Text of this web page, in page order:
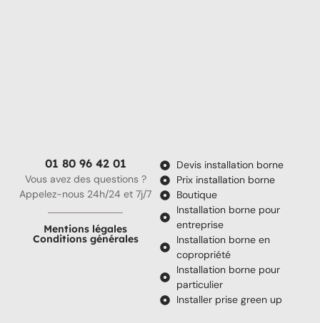
01 80 96 42 01
Vous avez des questions ?
Appelez-nous 24h/24 et 7j/7
Mentions légales
Conditions générales
Devis installation borne
Prix installation borne
Boutique
Installation borne pour
entreprise
Installation borne en
copropriété
Installation borne pour
particulier
Installer prise green up